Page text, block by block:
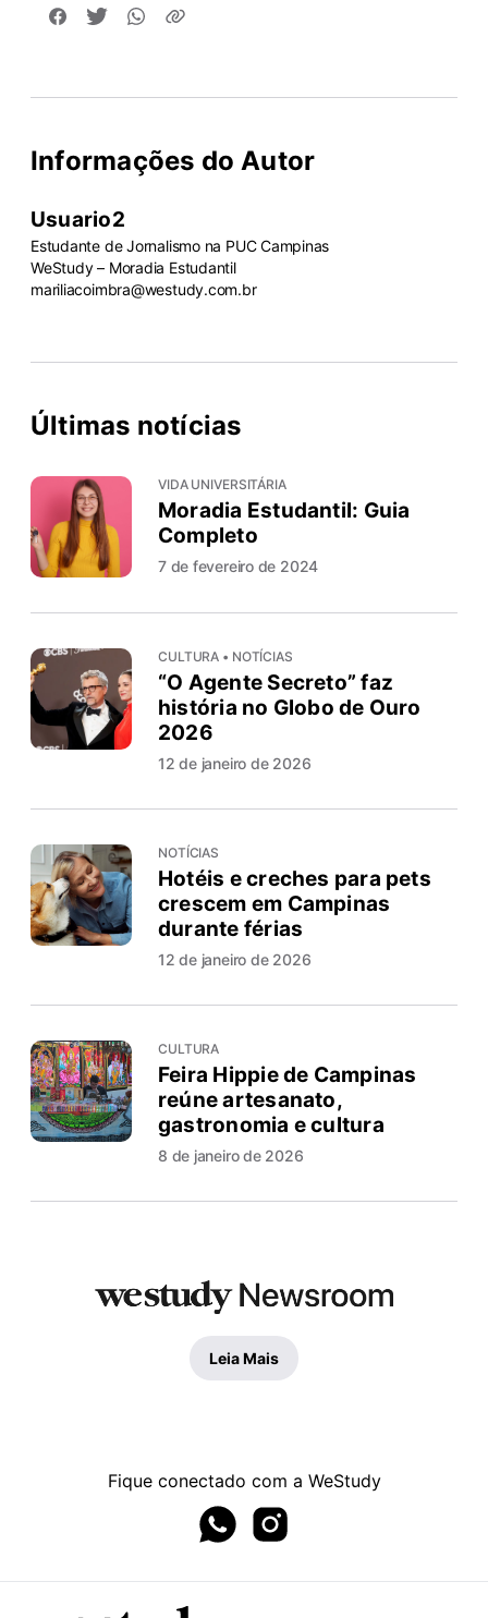
Informações do Autor
Usuario2
Estudante de Jornalismo na PUC Campinas
WeStudy – Moradia Estudantil
mariliacoimbra@westudy.com.br
Últimas notícias
VIDA UNIVERSITÁRIA
Moradia Estudantil: Guia
Completo
7 de fevereiro de 2024
CULTURA • NOTÍCIAS
“O Agente Secreto” faz
história no Globo de Ouro
2026
12 de janeiro de 2026
NOTÍCIAS
Hotéis e creches para pets
crescem em Campinas
durante férias
12 de janeiro de 2026
CULTURA
Feira Hippie de Campinas
reúne artesanato,
gastronomia e cultura
8 de janeiro de 2026
Leia Mais
Fique conectado com a WeStudy